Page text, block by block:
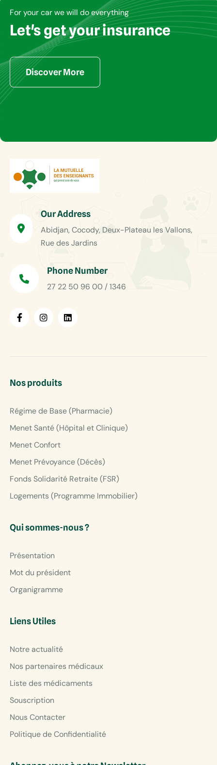
CLINIQUE MEDICALE 73
For your car we will do everything
Let's get your insurance
Discover More
Our Address
Abidjan, Cocody, Deux-Plateau les Vallons,
Rue des Jardins
Phone Number
27 22 50 96 00 / 1346
Nos produits
Régime de Base (Pharmacie)
Menet Santé (Hôpital et Clinique)
Menet Confort
Menet Prévoyance (Décès)
Fonds Solidarité Retraite (FSR)
Logements (Programme Immobilier)
Qui sommes-nous ?
Présentation
Mot du président
Organigramme
Liens Utiles
Notre actualité
Nos partenaires médicaux
Liste des médicaments
Souscription
Nous Contacter
Politique de Confidentialité